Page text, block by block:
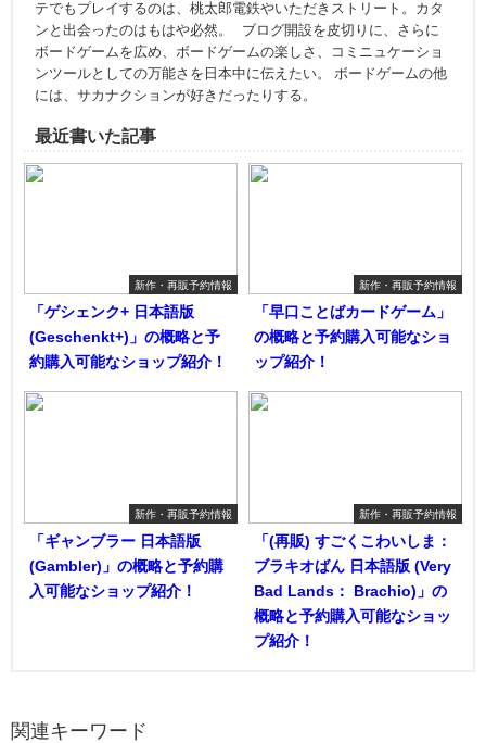
テでもプレイするのは、桃太郎電鉄やいただきストリート。カタ
ンと出会ったのはもはや必然。 ブログ開設を皮切りに、さらに
ボードゲームを広め、ボードゲームの楽しさ、コミニュケーショ
ンツールとしての万能さを日本中に伝えたい。 ボードゲームの他
には、サカナクションが好きだったりする。
最近書いた記事
新作・再販予約情報
「ゲシェンク+ 日本語版
(Geschenkt+)」の概略と予
約購入可能なショップ紹介！
新作・再販予約情報
「早口ことばカードゲーム」
の概略と予約購入可能なショ
ップ紹介！
新作・再販予約情報
「ギャンブラー 日本語版
(Gambler)」の概略と予約購
入可能なショップ紹介！
新作・再販予約情報
「(再販) すごくこわいしま：
ブラキオばん 日本語版 (Very
Bad Lands： Brachio)」の
概略と予約購入可能なショッ
プ紹介！
関連キーワード